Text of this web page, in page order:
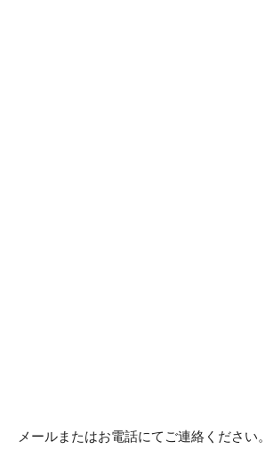
メールまたはお電話にてご連絡ください。